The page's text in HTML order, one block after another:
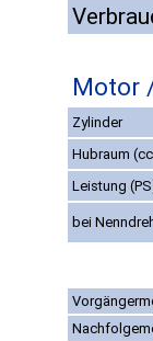
Motor
Zylinder
Hubraum
Leistung
bei